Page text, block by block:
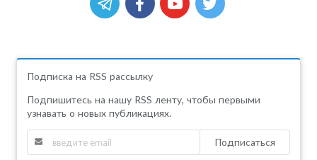
Подписка на RSS рассылку
Подпишитесь на нашу RSS ленту, чтобы первыми
узнавать о новых публикациях.
Подписаться